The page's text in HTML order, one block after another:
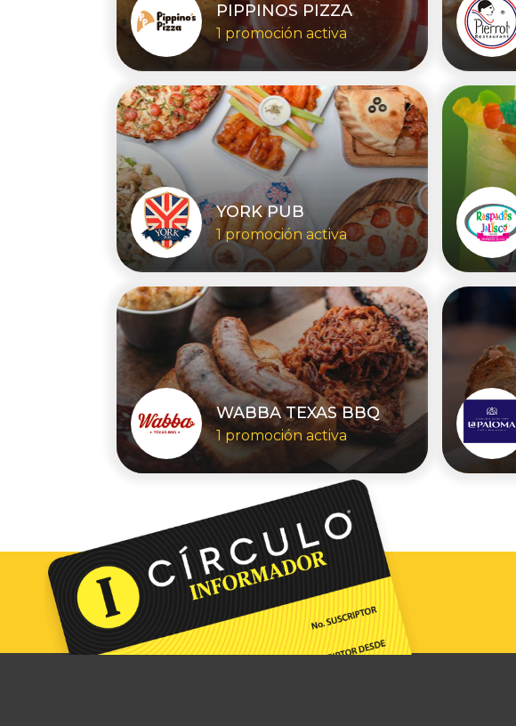
PIPPINOS PIZZA
1 promoción activa
YORK PUB
1 promoción activa
WABBA TEXAS BBQ
1 promoción activa